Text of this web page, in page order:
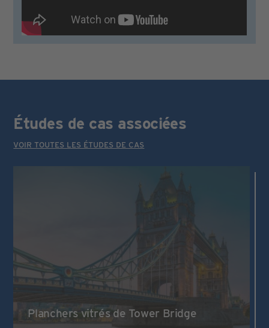
Études de cas associées
VOIR TOUTES LES ÉTUDES DE CAS
Planchers vitrés de Tower Bridge